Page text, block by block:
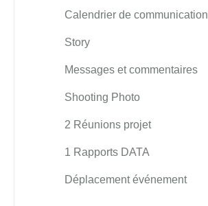
Calendrier de communication
Story
Messages et commentaires
Shooting Photo
2 Réunions projet
1 Rapports DATA
Déplacement événement